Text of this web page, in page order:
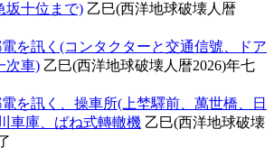
坂十位まで) 乙巳(西洋地球破壊人暦
を訊く(コンタクターと交通信號、ドア
次車) 乙巳(西洋地球破壊人暦2026)年七
を訊く、操車所(上埜驛前、萬世橋、日
車庫、ばね式轉轍機 乙巳(西洋地球破壊